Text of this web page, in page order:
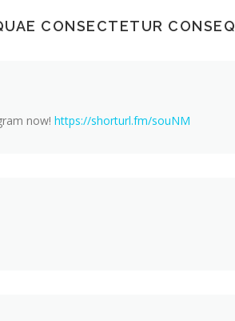
CONSECTETUR CONSEQ
now! https://shorturl.fm/souNM